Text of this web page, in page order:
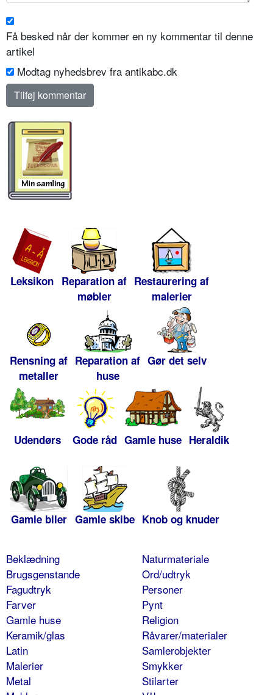
Få besked når der kommer en ny kommentar til denne
artikel
Modtag nyhedsbrev fra antikabc.dk
Leksikon Reparation af
møbler
Restaurering af
malerier
Rensning af
metaller
Reparation af
huse
Gør det selv
Udendørs Gode råd Gamle huse Heraldik
Gamle biler Gamle skibe Knob og knuder
Beklædning
Brugsgenstande
Fagudtryk
Farver
Gamle huse
Keramik/glas
Latin
Malerier
Metal
Naturmateriale
Ord/udtryk
Personer
Pynt
Religion
Råvarer/materialer
Samlerobjekter
Smykker
Stilarter